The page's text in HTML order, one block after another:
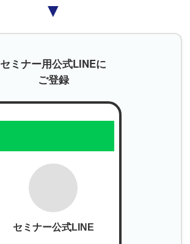
▼
セミナー用公式LINEに
ご登録
セミナー公式LINE